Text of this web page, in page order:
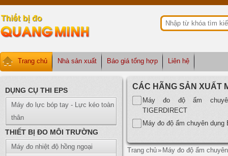
Trang chủ Nhà sản xuất Báo giá tổng hợp Liên hệ
DỤNG CỤ THI EPS
Máy đo lực bóp tay - Lực kéo toàn
thân
THIẾT BỊ ĐO MÔI TRƯỜNG
Máy đo nhiệt độ hồng ngoại
CÁC HÃNG SẢN XUẤT
Máy đo độ ẩm
TIGERDIRECT
Máy đo độ ẩm chuyên dụng
Trang chủ» Máy đo độ ẩm